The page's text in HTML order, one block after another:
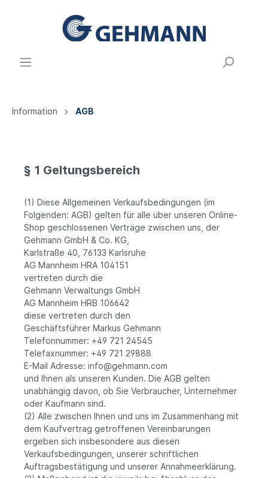
Information AGB
§ 1 Geltungsbereich
(1) Diese Allgemeinen Verkaufsbedingungen (im
Folgenden: AGB) gelten für alle über unseren Online-
Shop geschlossenen Verträge zwischen uns, der
Gehmann GmbH & Co. KG,
Karlstraße 40, 76133 Karlsruhe
AG Mannheim HRA 104151
vertreten durch die
Gehmann Verwaltungs GmbH
AG Mannheim HRB 106642
diese vertreten durch den
Geschäftsführer Markus Gehmann
Telefonnummer: +49 721 24545
Telefaxnummer: +49 721 29888
E-Mail Adresse: info@gehmann.com
und Ihnen als unseren Kunden. Die AGB gelten
unabhängig davon, ob Sie Verbraucher, Unternehmer
oder Kaufmann sind.
(2) Alle zwischen Ihnen und uns im Zusammenhang mit
dem Kaufvertrag getroffenen Vereinbarungen
ergeben sich insbesondere aus diesen
Verkaufsbedingungen, unserer schriftlichen
Auftragsbestätigung und unserer Annahmeerklärung.